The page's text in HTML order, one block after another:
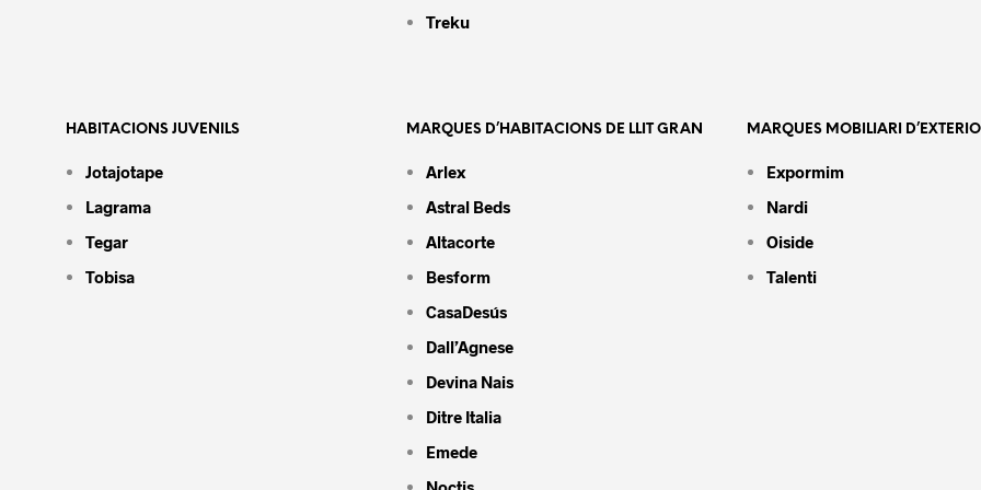
Treku
HABITACIONS JUVENILS
Jotajotape
Lagrama
Tegar
Tobisa
MARQUES D’HABITACIONS DE LLIT GRAN
Arlex
Astral Beds
Altacorte
Besform
CasaDesús
Dall’Agnese
Devina Nais
Ditre Italia
Emede
MARQUES MOBILIARI
Expormim
Nardi
Oiside
Talenti